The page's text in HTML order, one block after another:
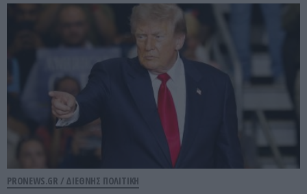
PRONEWS.GR / ΔΙΕΘΝΗΣ ΠΟΛΙΤΙΚΗ